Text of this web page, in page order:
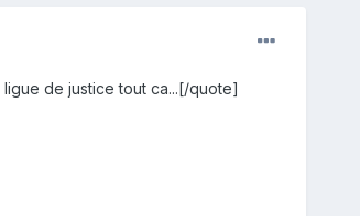
de justice tout ca...[/quote]